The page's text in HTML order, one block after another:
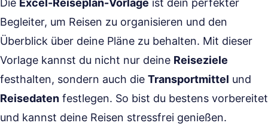
Die Excel-Reiseplan-Vorlage ist dein perfekter
Begleiter, um Reisen zu organisieren und den
Überblick über deine Pläne zu behalten. Mit dieser
Vorlage kannst du nicht nur deine Reiseziele
festhalten, sondern auch die Transportmittel und
Reisedaten festlegen. So bist du bestens vorbereitet
und kannst deine Reisen stressfrei genießen.